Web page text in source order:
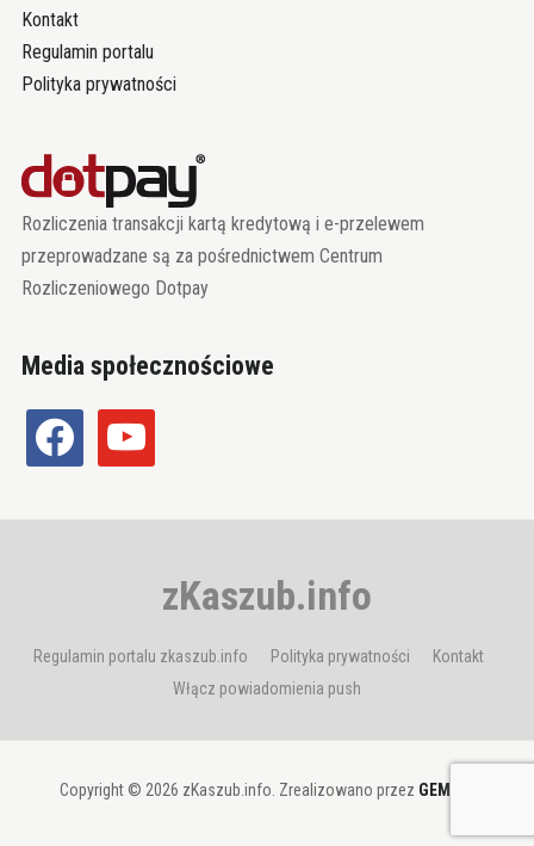
Kontakt
Regulamin portalu
Polityka prywatności
Rozliczenia transakcji kartą kredytową i e-przelewem
przeprowadzane są za pośrednictwem Centrum
Rozliczeniowego Dotpay
Media społecznościowe
facebook youtube
zKaszub.info
Regulamin portalu zkaszub.info Polityka prywatności
Kontakt
Włącz powiadomienia push
Copyright © 2026 zKaszub.info. Zrealizowano przez GEMBIT